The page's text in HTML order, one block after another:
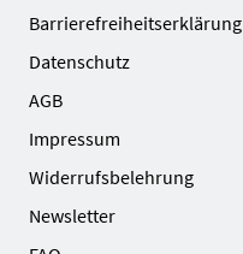
Barrierefreiheitserklärung
Datenschutz
AGB
Impressum
Widerrufsbelehrung
Newsletter